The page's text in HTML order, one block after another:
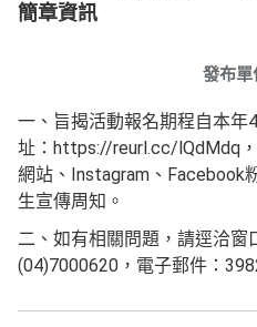
簡章資訊
發布單
一、旨揭活動報名期程自本年
址：https://reurl.cc/lQdMdq
網站、Instagram、Facebook
生宣傳周知。
二、如有相關問題，請逕洽窗
(04)7000620，電子郵件：